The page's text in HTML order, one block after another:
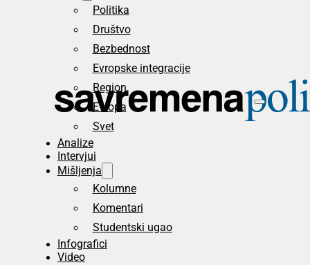
Politika
Društvo
Bezbednost
Evropske integracije
Region
Evropa
Svet
Analize
Intervjui
Mišljenja
Kolumne
Komentari
Studentski ugao
Infografici
Video